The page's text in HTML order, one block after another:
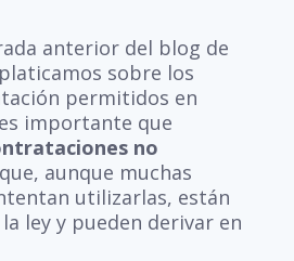
anterior del blog de
sobre los
permitidos en
importante que
no
aunque muchas
utilizarlas, están
ley y pueden derivar en